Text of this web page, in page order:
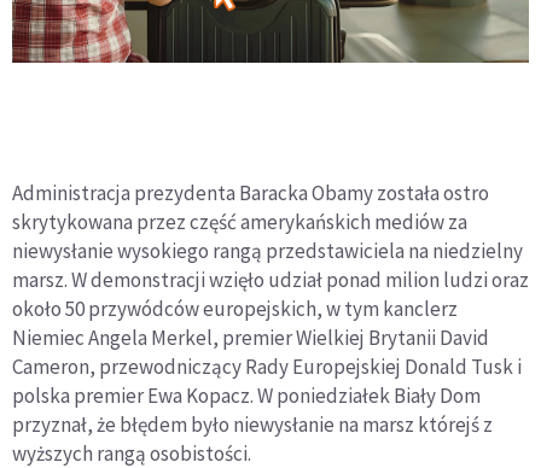
Administracja prezydenta Baracka Obamy została ostro
skrytykowana przez część amerykańskich mediów za
niewysłanie wysokiego rangą przedstawiciela na niedzielny
marsz. W demonstracji wzięło udział ponad milion ludzi oraz
około 50 przywódców europejskich, w tym kanclerz
Niemiec Angela Merkel, premier Wielkiej Brytanii David
Cameron, przewodniczący Rady Europejskiej Donald Tusk i
polska premier Ewa Kopacz. W poniedziałek Biały Dom
przyznał, że błędem było niewysłanie na marsz którejś z
wyższych rangą osobistości.